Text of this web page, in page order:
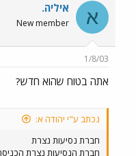
א איליה.
New member
1/8/03
אתה בטוח שהוא חדש?
נכתב ע"י יהודה א:
חברת נסיעות נצרת
חברת הנסיעות נצרת